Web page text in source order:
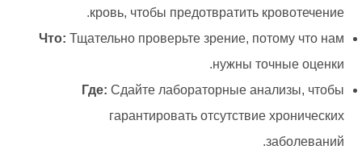
кровь, чтобы предотвратить кровотечение.
Что: Тщательно проверьте зрение, потому что нам
нужны точные оценки.
Где: Сдайте лабораторные анализы, чтобы
гарантировать отсутствие хронических
заболеваний.